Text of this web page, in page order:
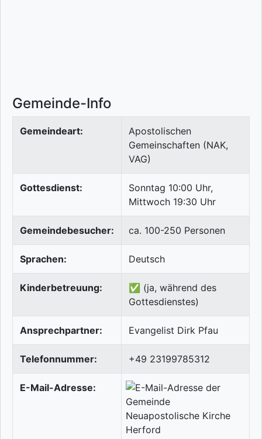
Gemeinde-Info
Gemeindeart:
Apostolischen
Gemeinschaften (NAK,
VAG)
Gottesdienst:
Sonntag 10:00 Uhr,
Mittwoch 19:30 Uhr
Gemeindebesucher: ca. 100-250 Personen
Sprachen: Deutsch
Kinderbetreuung:
✅ (ja, während des
Gottesdienstes)
Ansprechpartner: Evangelist Dirk Pfau
Telefonnummer: +49 23199785312
E-Mail-Adresse: